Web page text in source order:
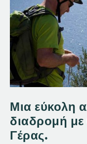
Μια εύκολη
διαδρομή με
Γέρας.